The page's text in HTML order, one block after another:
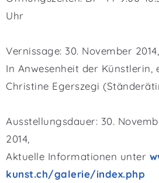
Uhr
Vernissage: 30. November
In Anwesenheit der
Christine Egerszegi
Ausstellungsdauer: 30.
2014,
Aktuelle Informationen unter
kunst.ch/galerie/index.php